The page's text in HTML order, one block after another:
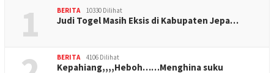
1 BERITA 10330 Dilihat
Judi Togel Masih Eksis di Kabupaten Jepa…
BERITA 4106 Dilihat
Kepahiang,,,,Heboh……Menghina suku